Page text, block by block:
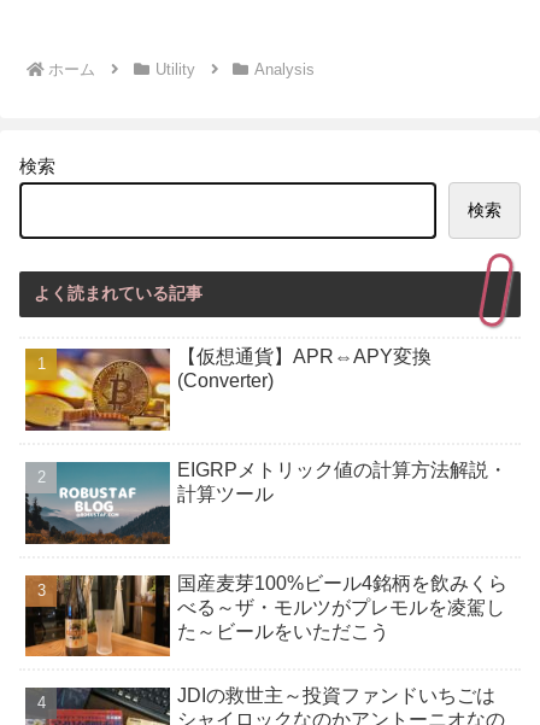
ホーム Utility Analysis
検索
検索
よく読まれている記事
【仮想通貨】APR⇔APY変換
(Converter)
EIGRPメトリック値の計算方法解説・
計算ツール
国産麦芽100%ビール4銘柄を飲みくら
べる～ザ・モルツがプレモルを凌駕し
た～ビールをいただこう
JDIの救世主～投資ファンドいちごは
シャイロックなのかアントーニオなの